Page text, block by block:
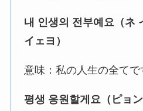
내 인생의 전부예요（ネ
イェヨ）
意味：私の人生の全てで
평생 응원할게요（ピョ